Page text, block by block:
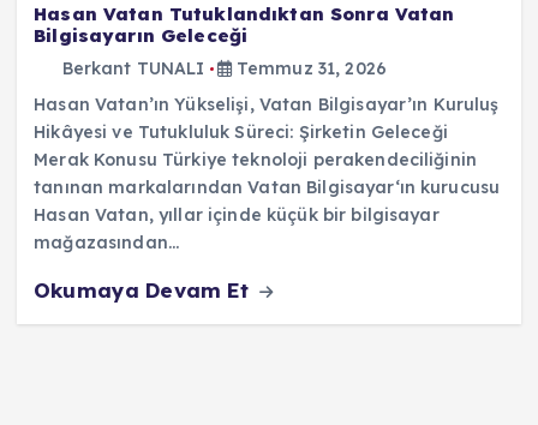
Hasan Vatan Tutuklandıktan Sonra Vatan
Bilgisayarın Geleceği
Berkant TUNALI
Temmuz 31, 2026
Hasan Vatan’ın Yükselişi, Vatan Bilgisayar’ın Kuruluş
Hikâyesi ve Tutukluluk Süreci: Şirketin Geleceği
Merak Konusu Türkiye teknoloji perakendeciliğinin
tanınan markalarından Vatan Bilgisayar‘ın kurucusu
Hasan Vatan, yıllar içinde küçük bir bilgisayar
mağazasından…
Okumaya Devam Et